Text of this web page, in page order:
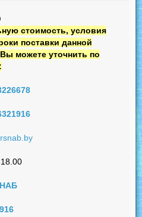
стоимость, условия
поставки данной
можете уточнить по